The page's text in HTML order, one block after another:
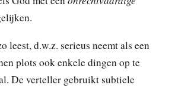
leest, d.w.z. serieus neemt als een
plots ook enkele dingen op te
De verteller gebruikt subtiele